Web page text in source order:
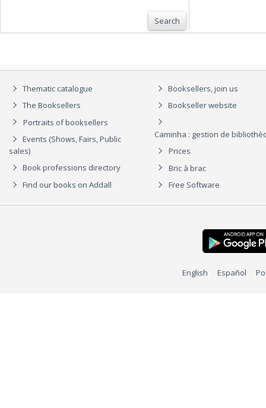
Search
Thematic catalogue
The Booksellers
Portraits of booksellers
Events (Shows, Fairs, Public
sales)
Book professions directory
Find our books on Addall
Booksellers, join us
Bookseller website
Caminha : gestion de
Prices
Bric à brac
Free Software
English Español